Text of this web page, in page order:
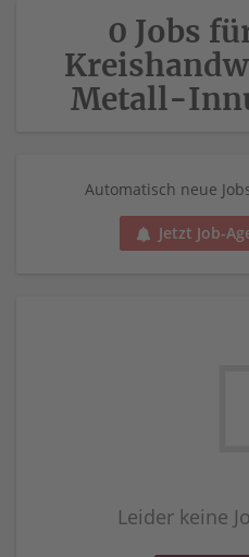
0 Jobs
Metall-
Automatisch neue
Jetzt Job-
Leider keine